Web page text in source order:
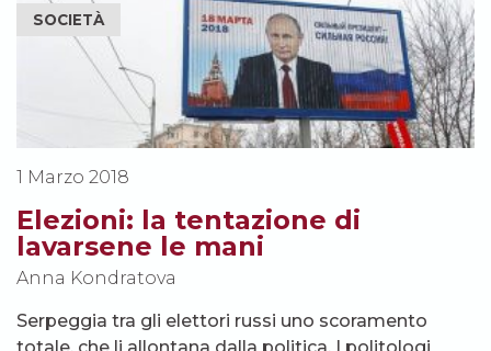
SOCIETÀ
1 Marzo 2018
Elezioni: la tentazione di
lavarsene le mani
Anna Kondratova
Serpeggia tra gli elettori russi uno scoramento